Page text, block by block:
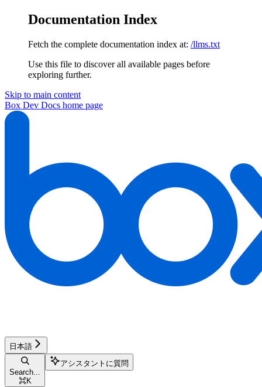
Documentation Index
Fetch the complete documentation index at: /llms.txt
Use this file to discover all available pages before
exploring further.
Skip to main content
Box Dev Docs home page
日本語
Search...
⌘K
アシスタントに質問